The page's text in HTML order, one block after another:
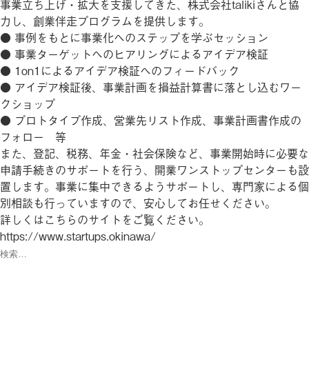
事業立ち上げ・拡大を支援してきた、株式会社talikiさんと協
力し、創業伴走プログラムを提供します。
● 事例をもとに事業化へのステップを学ぶセッション
● 事業ターゲットへのヒアリングによるアイデア検証
● 1on1によるアイデア検証へのフィードバック
● アイデア検証後、事業計画を損益計算書に落とし込むワー
クショップ
● プロトタイプ作成、営業先リスト作成、事業計画書作成の
フォロー 等
また、登記、税務、年金・社会保険など、事業開始時に必要な
申請手続きのサポートを行う、開業ワンストップセンターも設
置します。事業に集中できるようサポートし、専門家による個
別相談も行っていますので、安心してお任せください。
詳しくはこちらのサイトをご覧ください。
https://www.startups.okinawa/
検